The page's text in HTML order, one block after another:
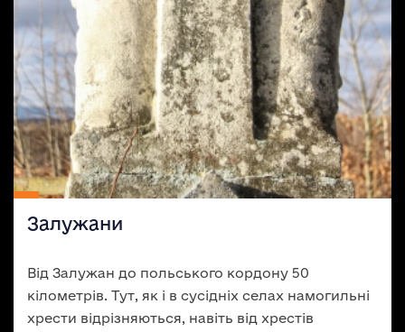
Залужани
Від Залужан до польського кордону 50
кілометрів. Тут, як і в сусідніх селах намогильні
хрести відрізняються, навіть від хрестів